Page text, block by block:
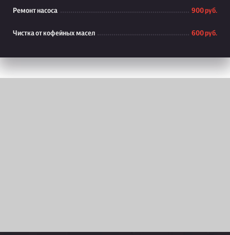
Ремонт насоса 900 руб.
Чистка от кофейных масел 600 руб.